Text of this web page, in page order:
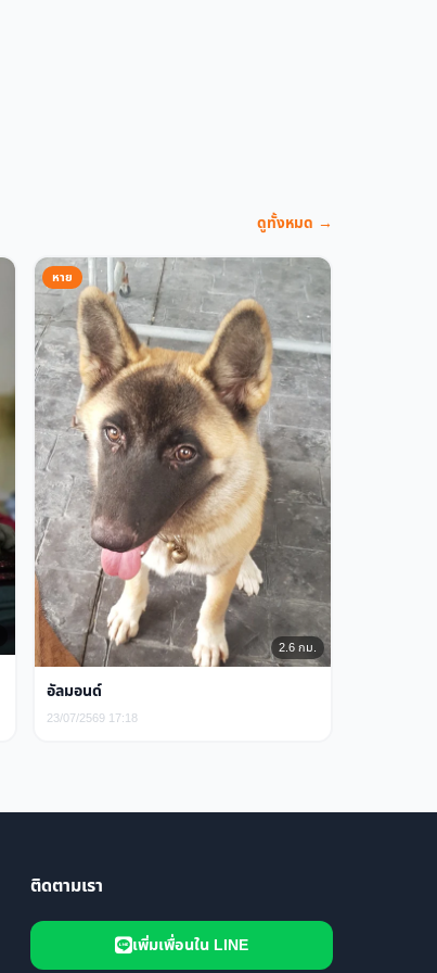
ดูทั้งหมด →
หาย
2.6 กม.
อัลมอนด์
23/07/2569 17:18
ติดตามเรา
เพิ่มเพื่อนใน LINE